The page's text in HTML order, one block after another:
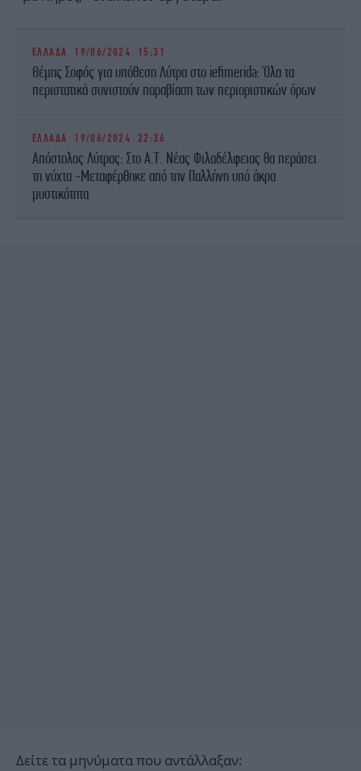
ΕΛΛΑΔΑ 19/06/2024 15:31
Θέμης Σοφός για υπόθεση Λύτρα στο iefimerida: Όλα τα
περιστατικά συνιστούν παραβίαση των περιοριστικών όρων
ΕΛΛΑΔΑ 19/06/2024 22:36
Απόστολος Λύτρας: Στο Α.Τ. Νέας Φιλαδέλφειας θα περάσει
τη νύχτα -Μεταφέρθηκε από την Παλλήνη υπό άκρα
μυστικότητα
Δείτε τα μηνύματα που αντάλλαξαν: